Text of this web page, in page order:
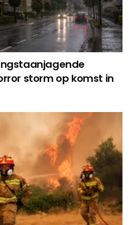
storm op komst in